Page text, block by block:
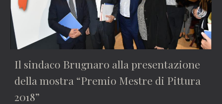
Il sindaco Brugnaro alla presentazione
della mostra “Premio Mestre di Pittura
2018”